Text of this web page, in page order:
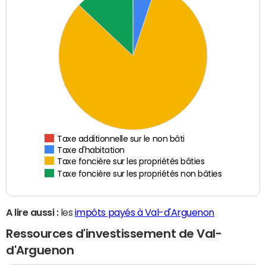
Taxe additionnelle sur le non bâti
Taxe d'habitation
Taxe foncière sur les propriétés bâties
Taxe foncière sur les propriétés non bâties
A lire aussi :les impôts payés à Val-d'Arguenon
Ressources d'investissement de Val-
d'Arguenon